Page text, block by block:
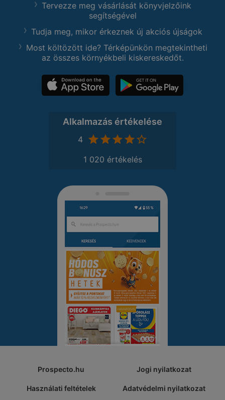
Tervezze meg vásárlását könyvjelzőink
segítségével
Tudja meg, mikor érkeznek új akciós újságok
Most költözött ide? Térképünkön megtekintheti
az összes környékbeli kiskereskedőt.
Alkalmazás értékelése
4
1 020 értékelés
Prospecto.hu Jogi nyilatkozat
Használati feltételek Adatvédelmi nyilatkozat